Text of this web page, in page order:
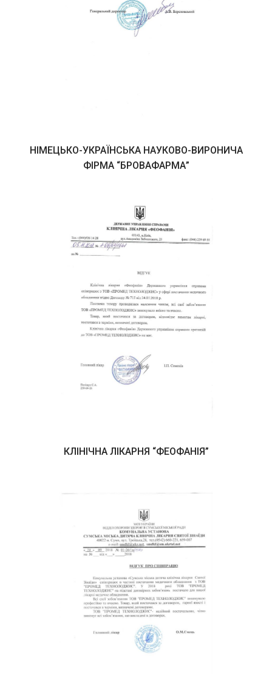
НІМЕЦЬКО-УКРАЇНСЬКА НАУКОВО-ВИРОНИЧА
ФІРМА “БРОВАФАРМА”
КЛІНІЧНА ЛІКАРНЯ “ФЕОФАНІЯ”